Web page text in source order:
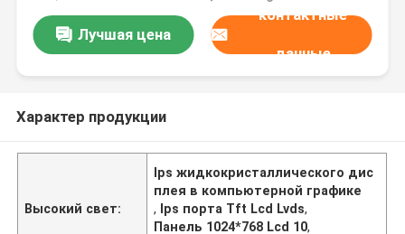
Лучшая цена
контактные
данные
Характер продукции
Высокий свет:
Ips жидкокристаллического дис
плея в компьютерной графике
, Ips порта Tft Lcd Lvds,
Панель 1024*768 Lcd 10,